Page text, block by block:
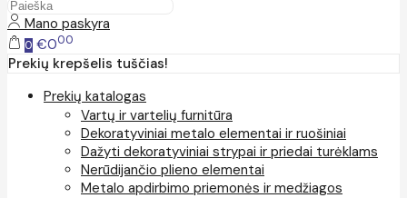
Mano paskyra
0 €000
Prekių krepšelis tuščias!
Prekių katalogas
Vartų ir vartelių furnitūra
Dekoratyviniai metalo elementai ir ruošiniai
Dažyti dekoratyviniai strypai ir priedai turėklams
Nerūdijančio plieno elementai
Metalo apdirbimo priemonės ir medžiagos